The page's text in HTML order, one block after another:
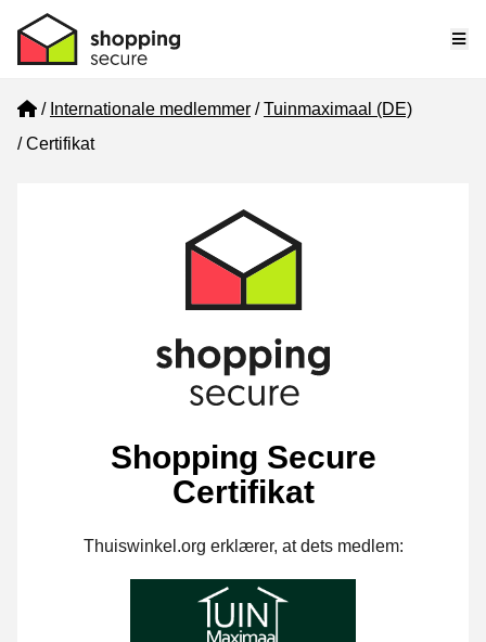
Home
Internationale medlemmer
Tuinmaximaal (DE)
Certifikat
Shopping Secure
Certifikat
Thuiswinkel.org erklærer, at dets medlem: